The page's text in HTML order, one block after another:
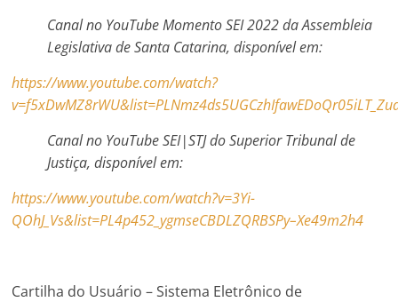
Canal no YouTube Momento SEI 2022 da Assembleia
Legislativa de Santa Catarina, disponível em:
https://www.youtube.com/watch?
Canal no YouTube SEI|STJ do Superior Tribunal de
Justiça, disponível em:
https://www.youtube.com/watch?v=3Yi-
QOhJ_Vs&list=PL4p452_ygmseCBDLZQRBSPy–Xe49m2h4
Cartilha do Usuário – Sistema Eletrônico de